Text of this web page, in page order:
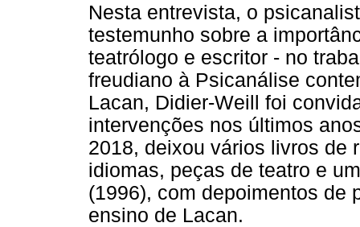
Nesta entrevista, o
testemunho sobre a
teatrólogo e escritor - no
freudiano à Psicanálise
Lacan, Didier-Weill foi
intervenções nos últimos
2018, deixou vários livros de
idiomas, peças de teatro e
(1996), com depoimentos de
ensino de Lacan.